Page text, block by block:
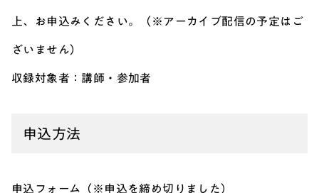
上、お申込みください。（※アーカイブ配信の予定はご
ざいません）
収録対象者：講師・参加者
申込方法
申込フォーム（※申込を締め切りました）